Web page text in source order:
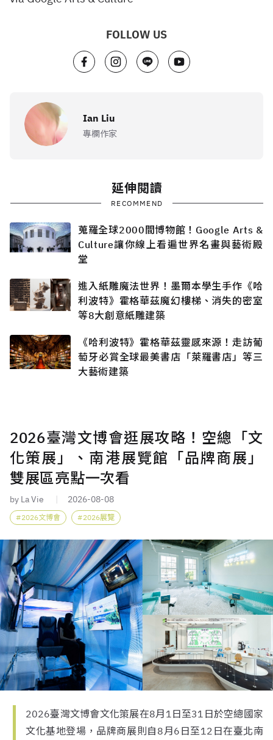
FOLLOW US
Ian Liu
專欄作家
延伸閱讀
RECOMMEND
蒐羅全球2000間博物館！Google Arts &
Culture讓你線上看遍世界名畫與藝術殿
堂
進入紙雕魔法世界！墨爾本學生手作《哈
利波特》霍格華茲魔幻樓梯、消失的密室
等8大創意紙雕建築
《哈利波特》霍格華茲靈感來源！走訪葡
萄牙必賞全球最美書店「萊羅書店」等三
大藝術建築
2026臺灣文博會逛展攻略！空總「文
化策展」、南港展覽館「品牌商展」
雙展區亮點一次看
by La Vie 2026-08-08
2026文博會 2026展覽
2026臺灣文博會文化策展在8月1日至31日於空總國家
文化基地登場，品牌商展則自8月6日至12日在臺北南